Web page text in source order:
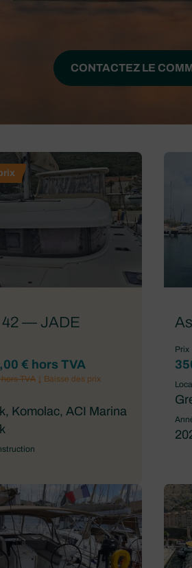
CONTACTEZ LE
42 — JADE
€ hors TVA
TVA ↓ Baisse des prix
Komolac, ACI Marina
Prix